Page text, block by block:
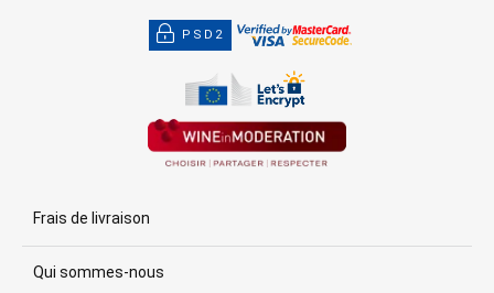
PSD2
Frais de livraison
Qui sommes-nous